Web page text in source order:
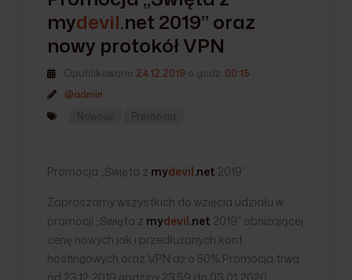
mydevil.net 2019” oraz
nowy protokół VPN
Opublikowano 24.12.2019 o godz. 00:15
@admin
Nowość
Promocja
Promocja „Święta z mydevil .net 2019”
Zapraszamy wszystkich do wzięcia udziału w
promocji „Święta z mydevil .net 2019” obniżającej
cenę nowych jak i przedłużanych kont
hostingowych oraz VPN aż o 50%.Promocja trwa
od 23.12.2019 godziny 23:59 do 03.01.2020